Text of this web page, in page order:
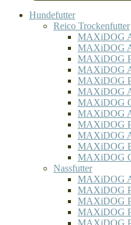
Hundefutter
Reico Trockenfutter
MAXiDOG
MAXiDOG
MAXiDOG
MAXiDOG
MAXiDOG
MAXiDOG
MAXiDOG
MAXiDOG
MAXiDOG
MAXiDOG
MAXiDOG
MAXiDOG
Nassfutter
MAXiDOG
MAXiDOG
MAXiDOG
MAXiDOG
MAXiDOG